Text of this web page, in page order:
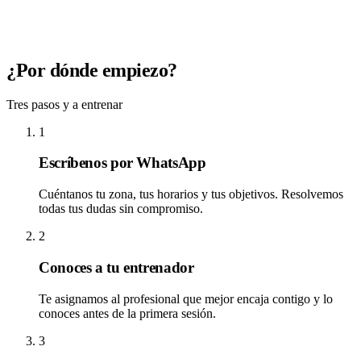
¿Por dónde empiezo?
Tres pasos y a entrenar
1
Escríbenos por WhatsApp
Cuéntanos tu zona, tus horarios y tus objetivos. Resolvemos
todas tus dudas sin compromiso.
2
Conoces a tu entrenador
Te asignamos al profesional que mejor encaja contigo y lo
conoces antes de la primera sesión.
3